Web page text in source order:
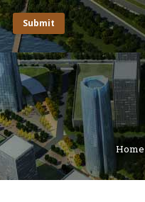
Submit
You are here:
Home